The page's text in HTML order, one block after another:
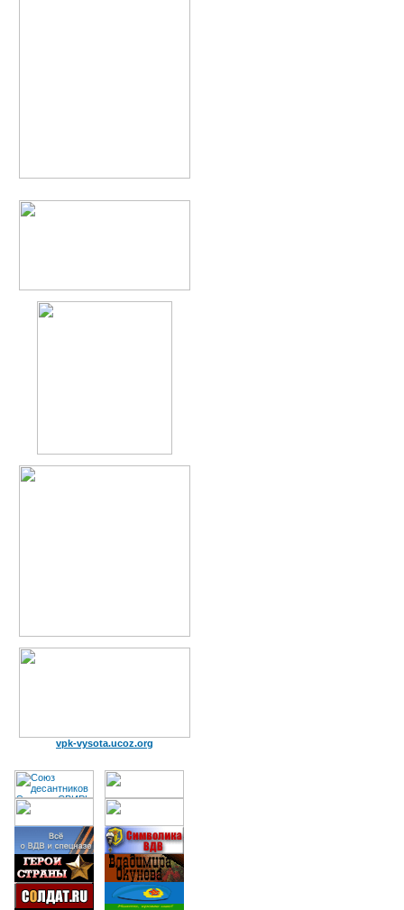
vpk-vysota.ucoz.org